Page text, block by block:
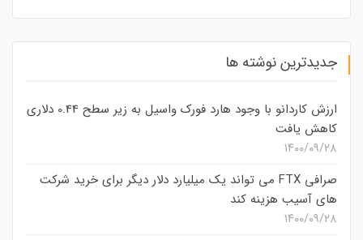
جدیدترین نوشته ها
ارزش کاردانو با وجود هارد فورک واسیل به زیر سطح 0.44 دلاری
کاهش یافت
۱۴۰۰/۰۹/۲۸
صرافی FTX می تواند یک میلیارد دلار دیگر برای خرید شرکت
های آسیب هزینه کند
۱۴۰۰/۰۹/۲۸